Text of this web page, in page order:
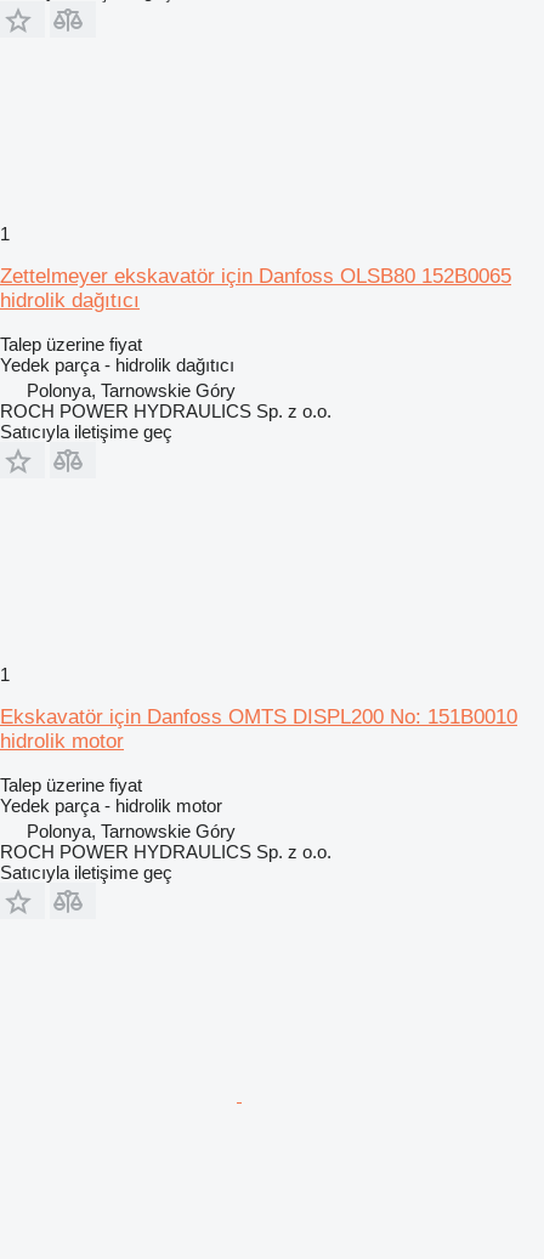
1
Zettelmeyer ekskavatör için Danfoss OLSB80 152B0065
hidrolik dağıtıcı
Talep üzerine fiyat
Yedek parça - hidrolik dağıtıcı
Polonya, Tarnowskie Góry
ROCH POWER HYDRAULICS Sp. z o.o.
Satıcıyla iletişime geç
1
Ekskavatör için Danfoss OMTS DISPL200 No: 151B0010
hidrolik motor
Talep üzerine fiyat
Yedek parça - hidrolik motor
Polonya, Tarnowskie Góry
ROCH POWER HYDRAULICS Sp. z o.o.
Satıcıyla iletişime geç